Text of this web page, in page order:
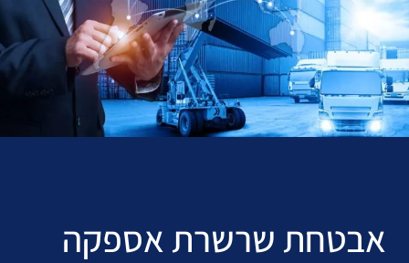
אבטחת שרשרת אספקה